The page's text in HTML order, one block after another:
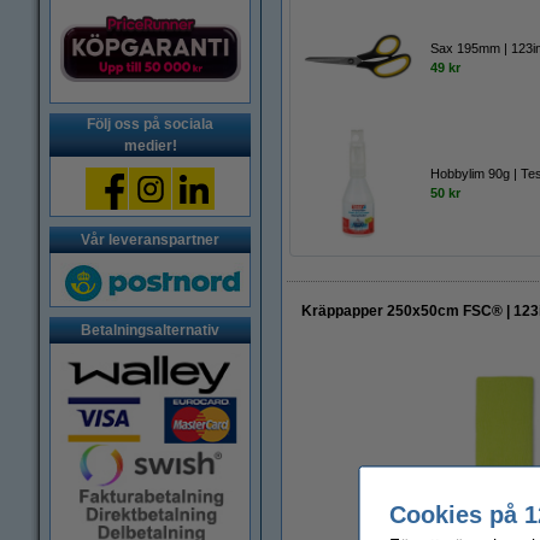
Följ oss på sociala
medier!
Vår leveranspartner
Betalningsalternativ
Sax 195mm |
49 kr
Hobbylim 90g |
50 kr
Kräppapper 250x50cm FSC® |
Cookies på